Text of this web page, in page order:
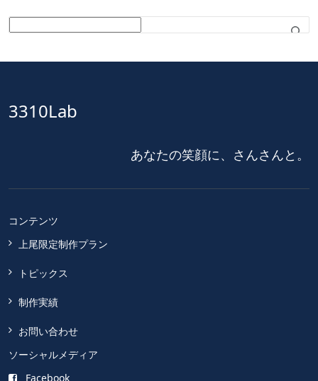
3310Lab
あなたの笑顔に、さんさんと。
コンテンツ
上尾限定制作プラン
トピックス
制作実績
お問い合わせ
ソーシャルメディア
Facebook